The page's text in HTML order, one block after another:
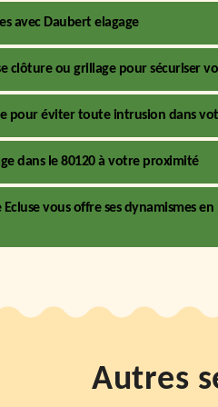
avec Daubert elagage
clôture ou grillage pour sécuriser
pour éviter toute intrusion dans
dans le 80120 à votre proximité
vous offre ses dynamismes
Autres